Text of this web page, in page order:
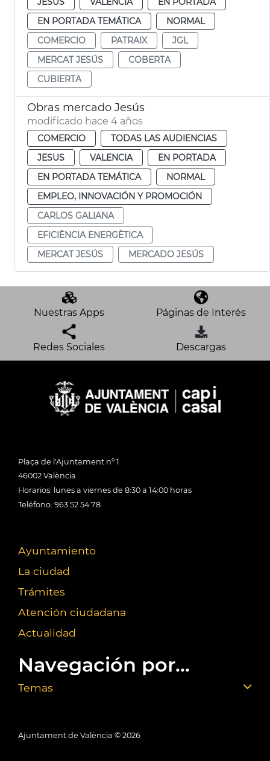
EN PORTADA TEMÁTICA
NORMAL
COMERCIO
PATRAIX
JGL
MERCAT JESÚS
COBERTA
CUBIERTA
Obras mercado Jesús
modificado hace 4 años
COMERCIO
TODAS LAS AUDIENCIAS
JESUS
VALENCIA
EN PORTADA
EN PORTADA TEMÁTICA
NORMAL
EMPLEO, INNOVACIÓN Y PROMOCIÓN
CARLOS GALIANA
EFICIÈNCIA ENERGÈTICA
MERCAT JESÚS
MERCADO JESÚS
Nuestras Apps Páginas de Interés
Redes Sociales Descargas
Plaça de l'Ajuntament nº 1
46002 València
Horarios: lunes a viernes de 8:30 a 14:00 horas
Teléfono: 963 52 54 78
Ayuntamiento
La ciudad
Trámites
Atención ciudadana
Actualidad
Navegación por...
Temas
Ajuntament de València © 2026